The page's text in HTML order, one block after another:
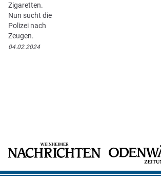
Zigaretten.
Nun sucht die
Polizei nach
Zeugen.
04.02.2024